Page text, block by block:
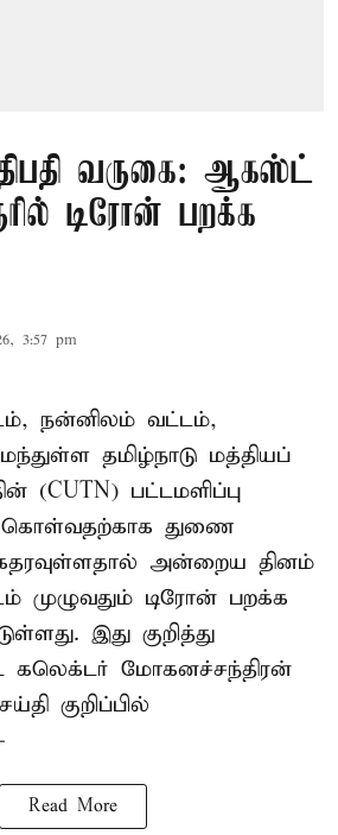
வருகை: ஆகஸ்ட்
டிரோன் பறக்க
3:57 pm
நன்னிலம் வட்டம்,
தமிழ்நாடு மத்தியப்
(CUTN) பட்டமளிப்பு
கொள்வதற்காக துணை
அன்றைய தினம்
முழுவதும் டிரோன் பறக்க
இது குறித்து
கலெக்டர் மோகனச்சந்திரன்
குறிப்பில்
Read More